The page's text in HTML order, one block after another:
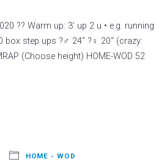
?? Warm up: 3’ up 2 u • e.g. running
box step ups ?‍♂️ 24“ ?‍♀️ 20“ (crazy:
(Choose height) HOME-WOD 52
HOME - WOD